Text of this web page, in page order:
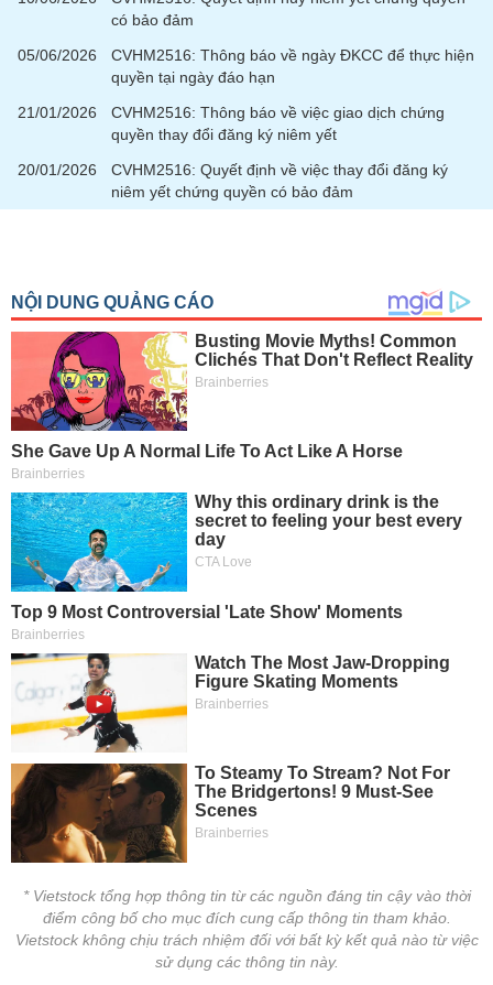
có bảo đảm
05/06/2026
CVHM2516: Thông báo về ngày ĐKCC để thực hiện
quyền tại ngày đáo hạn
21/01/2026
CVHM2516: Thông báo về việc giao dịch chứng
quyền thay đổi đăng ký niêm yết
20/01/2026
CVHM2516: Quyết định về việc thay đổi đăng ký
niêm yết chứng quyền có bảo đảm
* Vietstock tổng hợp thông tin từ các nguồn đáng tin cậy vào thời
điểm công bố cho mục đích cung cấp thông tin tham khảo.
Vietstock không chịu trách nhiệm đối với bất kỳ kết quả nào từ việc
sử dụng các thông tin này.